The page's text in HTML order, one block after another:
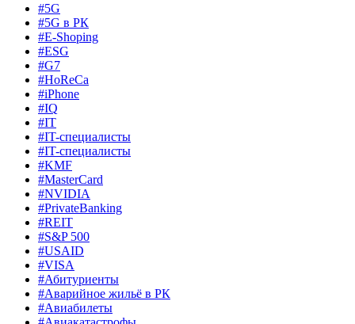
#5G
#5G в РК
#E-Shoping
#ESG
#G7
#HoReCa
#iPhone
#IQ
#IT
#IT-специалисты
#IT-специалисты
#KMF
#MasterCard
#NVIDIA
#PrivateBanking
#REIT
#S&P 500
#USAID
#VISA
#Абитуриенты
#Аварийное жильё в РК
#Авиабилеты